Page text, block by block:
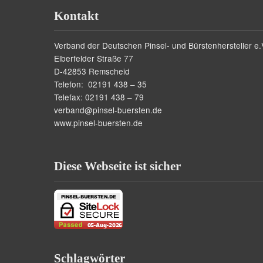
Kontakt
Verband der Deutschen Pinsel- und Bürstenhersteller
Elberfelder Straße 77
D-42853 Remscheid
Telefon: 02191 438 – 35
Telefax: 02191 438 – 79
verband@pinsel-buersten.de
www.pinsel-buersten.de
Diese Webseite ist sicher
Schlagwörter